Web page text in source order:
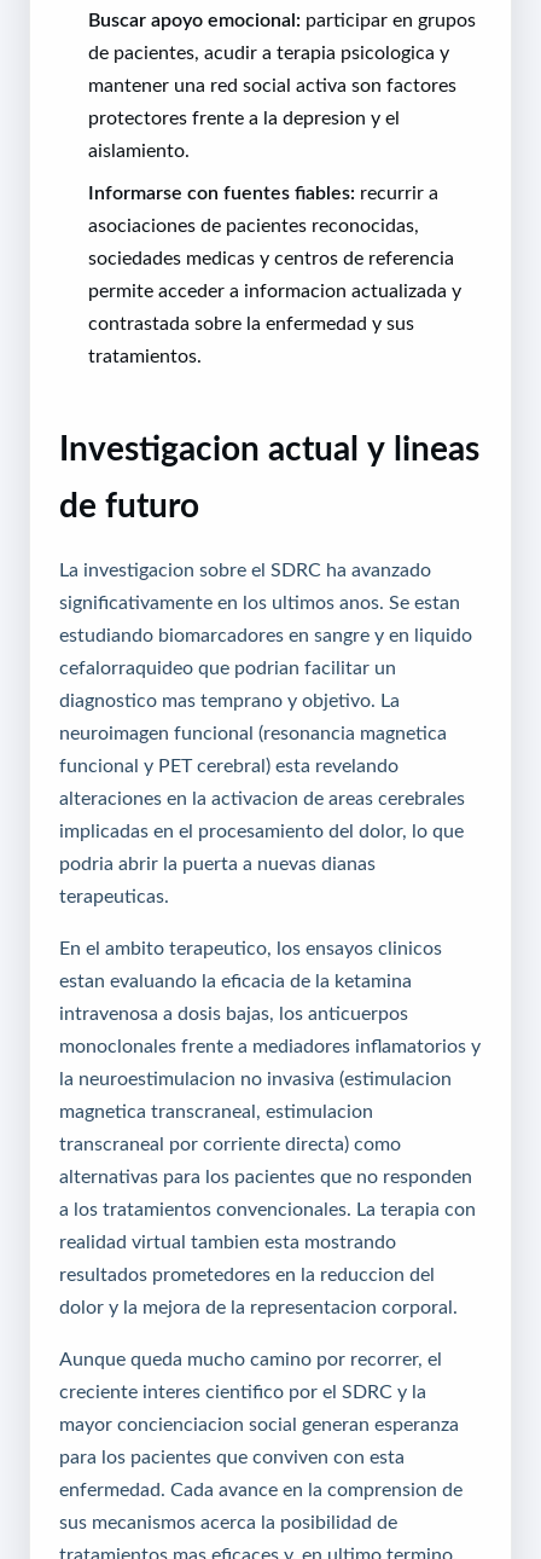
Buscar apoyo emocional: participar en grupos
de pacientes, acudir a terapia psicologica y
mantener una red social activa son factores
protectores frente a la depresion y el
aislamiento.
Informarse con fuentes fiables: recurrir a
asociaciones de pacientes reconocidas,
sociedades medicas y centros de referencia
permite acceder a informacion actualizada y
contrastada sobre la enfermedad y sus
tratamientos.
Investigacion actual y lineas
de futuro
La investigacion sobre el SDRC ha avanzado
significativamente en los ultimos anos. Se estan
estudiando biomarcadores en sangre y en liquido
cefalorraquideo que podrian facilitar un
diagnostico mas temprano y objetivo. La
neuroimagen funcional (resonancia magnetica
funcional y PET cerebral) esta revelando
alteraciones en la activacion de areas cerebrales
implicadas en el procesamiento del dolor, lo que
podria abrir la puerta a nuevas dianas
terapeuticas.
En el ambito terapeutico, los ensayos clinicos
estan evaluando la eficacia de la ketamina
intravenosa a dosis bajas, los anticuerpos
monoclonales frente a mediadores inflamatorios y
la neuroestimulacion no invasiva (estimulacion
magnetica transcraneal, estimulacion
transcraneal por corriente directa) como
alternativas para los pacientes que no responden
a los tratamientos convencionales. La terapia con
realidad virtual tambien esta mostrando
resultados prometedores en la reduccion del
dolor y la mejora de la representacion corporal.
Aunque queda mucho camino por recorrer, el
creciente interes cientifico por el SDRC y la
mayor concienciacion social generan esperanza
para los pacientes que conviven con esta
enfermedad. Cada avance en la comprension de
sus mecanismos acerca la posibilidad de
tratamientos mas eficaces y, en ultimo termino,